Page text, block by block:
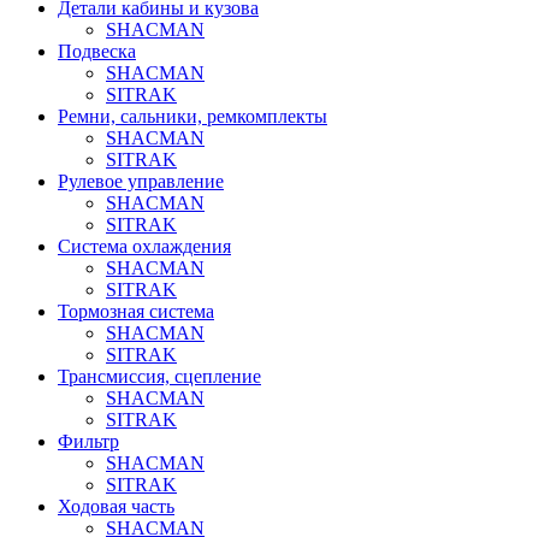
Детали кабины и кузова
SHACMAN
Подвеска
SHACMAN
SITRAK
Ремни, сальники, ремкомплекты
SHACMAN
SITRAK
Рулевое управление
SHACMAN
SITRAK
Система охлаждения
SHACMAN
SITRAK
Тормозная система
SHACMAN
SITRAK
Трансмиссия, сцепление
SHACMAN
SITRAK
Фильтр
SHACMAN
SITRAK
Ходовая часть
SHACMAN